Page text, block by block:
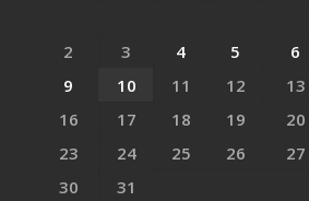
2
3 4 5 6
9
10 11 12 13
16
17 18 19 20
23
24 25 26 27
30
31